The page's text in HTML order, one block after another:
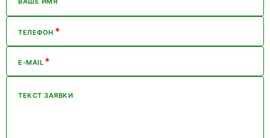
ТЕЛЕФОН *
E-MAIL *
ТЕКСТ ЗАЯВКИ